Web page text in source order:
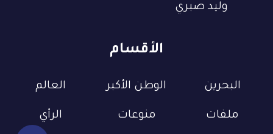
الأقسام
البحرين الوطن الأكبر العالم
ملفات منوعات الرأي
وليد صبري